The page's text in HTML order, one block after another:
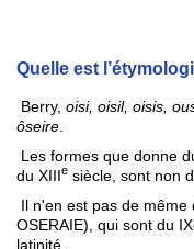
Quelle est
Berry, oisi, oisil, oisis,
ôseire
Les formes que donne
du XIIIe siècle, sont non
Il n'en est pas de même
OSERAIE), qui sont du
latinité.